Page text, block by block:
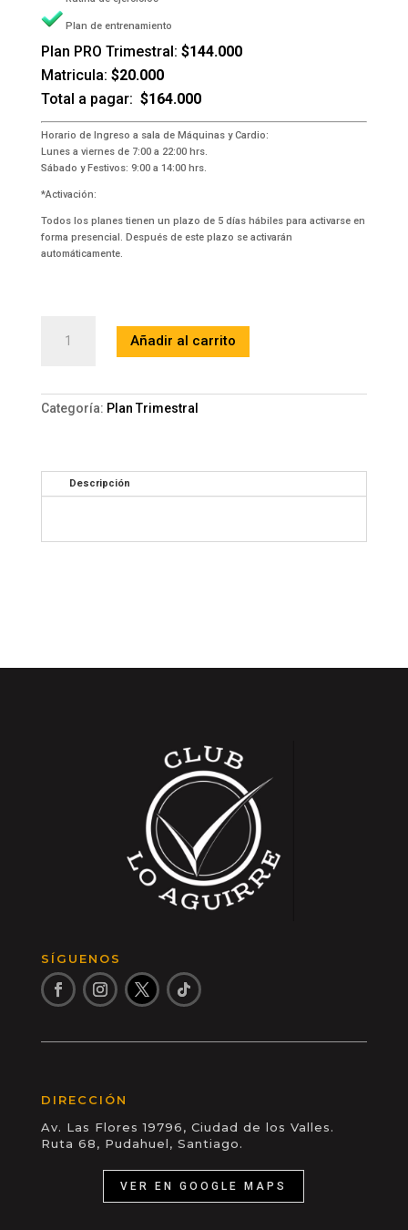
Plan de entrenamiento
Plan PRO Trimestral: $144.000
Matricula: $20.000
Total a pagar: $164.000
Horario de Ingreso a sala de Máquinas y Cardio:
Lunes a viernes de 7:00 a 22:00 hrs.
Sábado y Festivos: 9:00 a 14:00 hrs.
*Activación:
Todos los planes tienen un plazo de 5 días hábiles para activarse en
forma presencial. Después de este plazo se activarán
automáticamente.
Añadir al carrito
Categoría: Plan Trimestral
Descripción
SÍGUENOS
DIRECCIÓN
Av. Las Flores 19796, Ciudad de los Valles.
Ruta 68, Pudahuel, Santiago.
VER EN GOOGLE MAPS